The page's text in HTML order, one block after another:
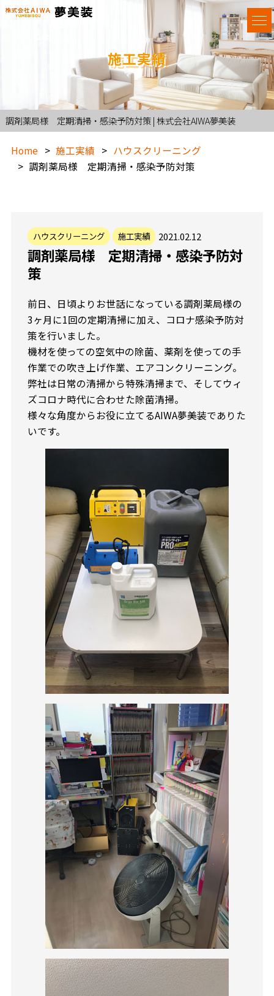
施工実績
調剤薬局様 定期清掃・感染予防対策 | 株式会社AIWA夢美装
Home 施工実績
ハウスクリーニング
調剤薬局様 定期清掃・感染予防対策
ハウスクリーニング 施工実績 2021.02.12
調剤薬局様 定期清掃・感染予防対
策
前日、日頃よりお世話になっている調剤薬局様の
3ヶ月に1回の定期清掃に加え、コロナ感染予防対
策を行いました。
機材を使っての空気中の除菌、薬剤を使っての手
作業での吹き上げ作業、エアコンクリーニング。
弊社は日常の清掃から特殊清掃まで、そしてウィ
ズコロナ時代に合わせた除菌清掃。
様々な角度からお役に立てるAIWA夢美装でありた
いです。